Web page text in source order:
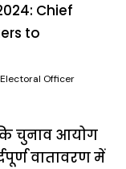
Officer
चुनाव आयोग
वातावरण में